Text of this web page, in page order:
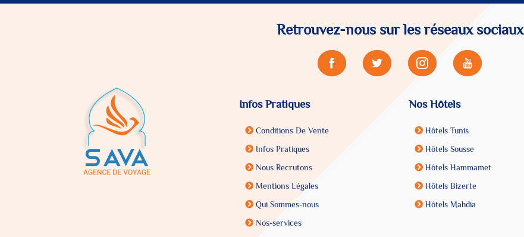
Retrouvez-nous sur les réseaux sociaux
Infos Pratiques
Conditions De Vente
Infos Pratiques
Nous Recrutons
Mentions Légales
Qui Sommes-nous
Nos-services
Nos Hôtels
Hôtels Tunis
Hôtels Sousse
Hôtels Hammamet
Hôtels Bizerte
Hôtels Mahdia